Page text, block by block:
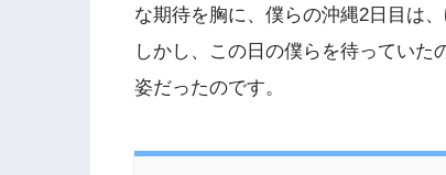
な期待を胸に、僕らの沖縄2日目は
しかし、この日の僕らを待ってい
姿だったのです。